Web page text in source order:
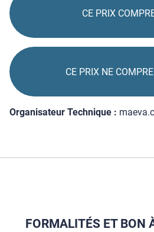
CE PRIX
CE PRIX NE
Organisateur Technique :
FORMALITÉS ET BON